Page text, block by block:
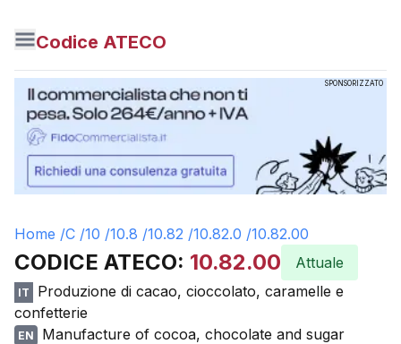
Codice ATECO
SPONSORIZZATO
Home /C /10 /10.8 /10.82 /10.82.0 /10.82.00
CODICE ATECO: 10.82.00 Attuale
IT
Produzione di cacao, cioccolato, caramelle e
confetterie
EN
Manufacture of cocoa, chocolate and sugar